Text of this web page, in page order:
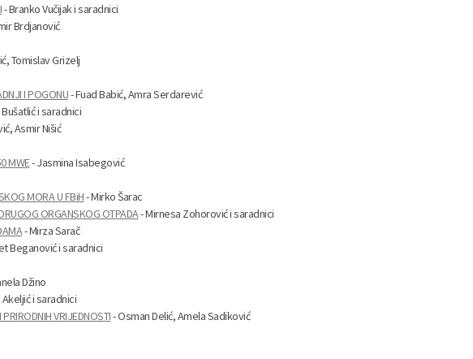
- Branko Vučijak i saradnici
Brdjanović
Tomislav Grizelj
I POGONU- Fuad Babić, Amra Serdarević
Bušatlić i saradnici
Asmir Nišić
MWE- Jasmina Isabegović
MORA U FBiH- Mirko Šarac
ORGANSKOG OTPADA- Mirnesa Zohorović i saradnici
- Mirza Sarač
Beganović i saradnici
Džino
i saradnici
VRIJEDNOSTI- Osman Delić, Amela Sadiković